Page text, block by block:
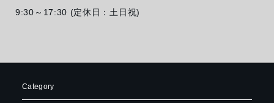
9:30～17:30 (定休日：土日祝)
Category